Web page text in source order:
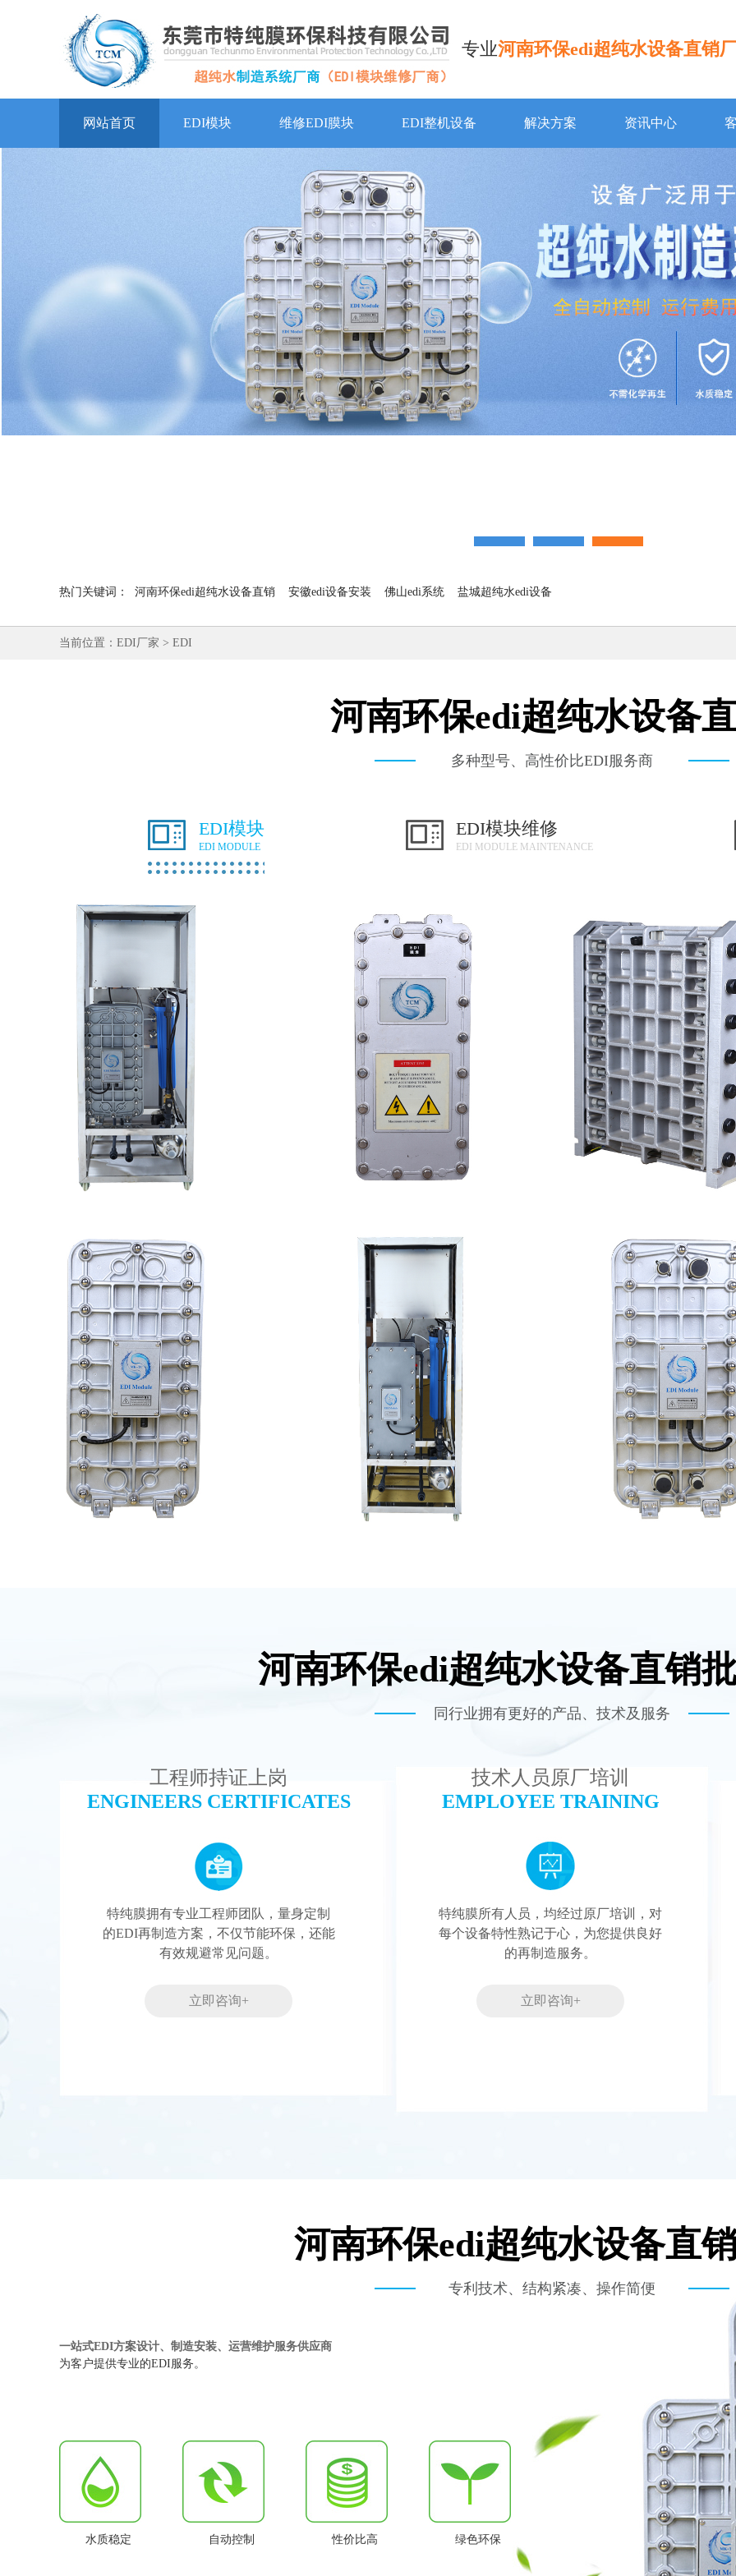
专业河南环保edi超纯水设备直销
网站首页 EDI模块 维修EDI膜块 EDI整机设备 解决方案 资讯中心
热门关键词： 河南环保edi超纯水设备直销 安徽edi设备安装 佛山edi系统 盐城超纯水edi设备
当前位置： EDI厂家 > EDI
河南环保edi超纯水设备
多种型号、高性价比EDI服务商
EDI模块
EDI MODULE
EDI模块维修
EDI MODULE MAINTENANCE
MK-TC50 EDI设备
查看详情
坎普尔EDI膜堆维修
查看详情
GE EDI模块维
查看详情
MK-TC100 EDI设备
查看详情
MK-TC200 EDI
查看详情
河南环保edi超纯水设备直销
同行业拥有更好的产品、技术及服务
工程师持证上岗
ENGINEERS CERTIFICATES
特纯膜拥有专业工程师团队，量身定制
的EDI再制造方案，不仅节能环保，还能
有效规避常见问题。
立即咨询+
技术人员原厂培训
EMPLOYEE TRAINING
特纯膜所有人员，均经过原厂培训，对
每个设备特性熟记于心，为您提供良好
的再制造服务。
立即咨询+
河南环保edi超纯水设备直
专利技术、结构紧凑、操作简便
一站式EDI方案设计、制造安装、运营维护服务供应商
为客户提供专业的EDI服务。
水质稳定 自动控制 性价比高 绿色环保